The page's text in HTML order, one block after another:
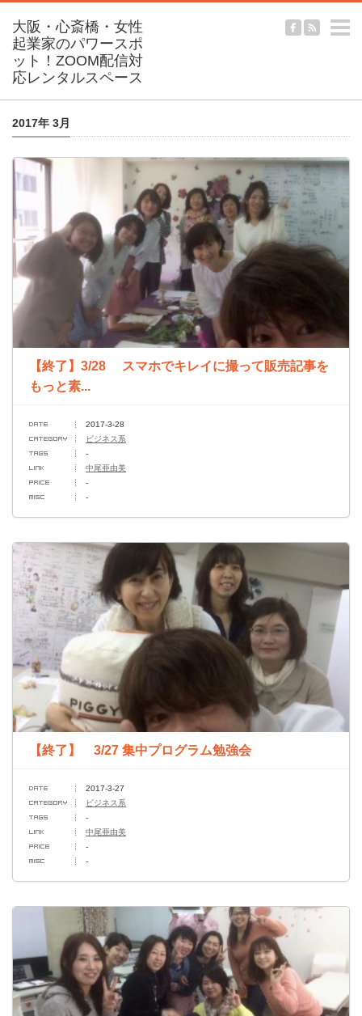
2017年 3月
【終了】3/28 スマホでキレイに撮って販売記事を
もっと素...
2017-3-28
ビジネス系
-
中尾亜由美
-
-
【終了】 3/27 集中プログラム勉強会
2017-3-27
ビジネス系
-
中尾亜由美
-
-